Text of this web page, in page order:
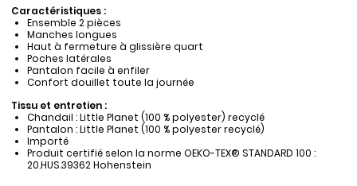
Caractéristiques :
Ensemble 2 pièces
Manches longues
Haut à fermeture à glissière quart
Poches latérales
Pantalon facile à enfiler
Confort douillet toute la journée
Tissu et entretien :
Chandail : Little Planet (100 % polyester) recyclé
Pantalon : Little Planet (100 % polyester recyclé)
Importé
Produit certifié selon la norme OEKO-TEX® STANDARD 100 :
20.HUS.39362 Hohenstein